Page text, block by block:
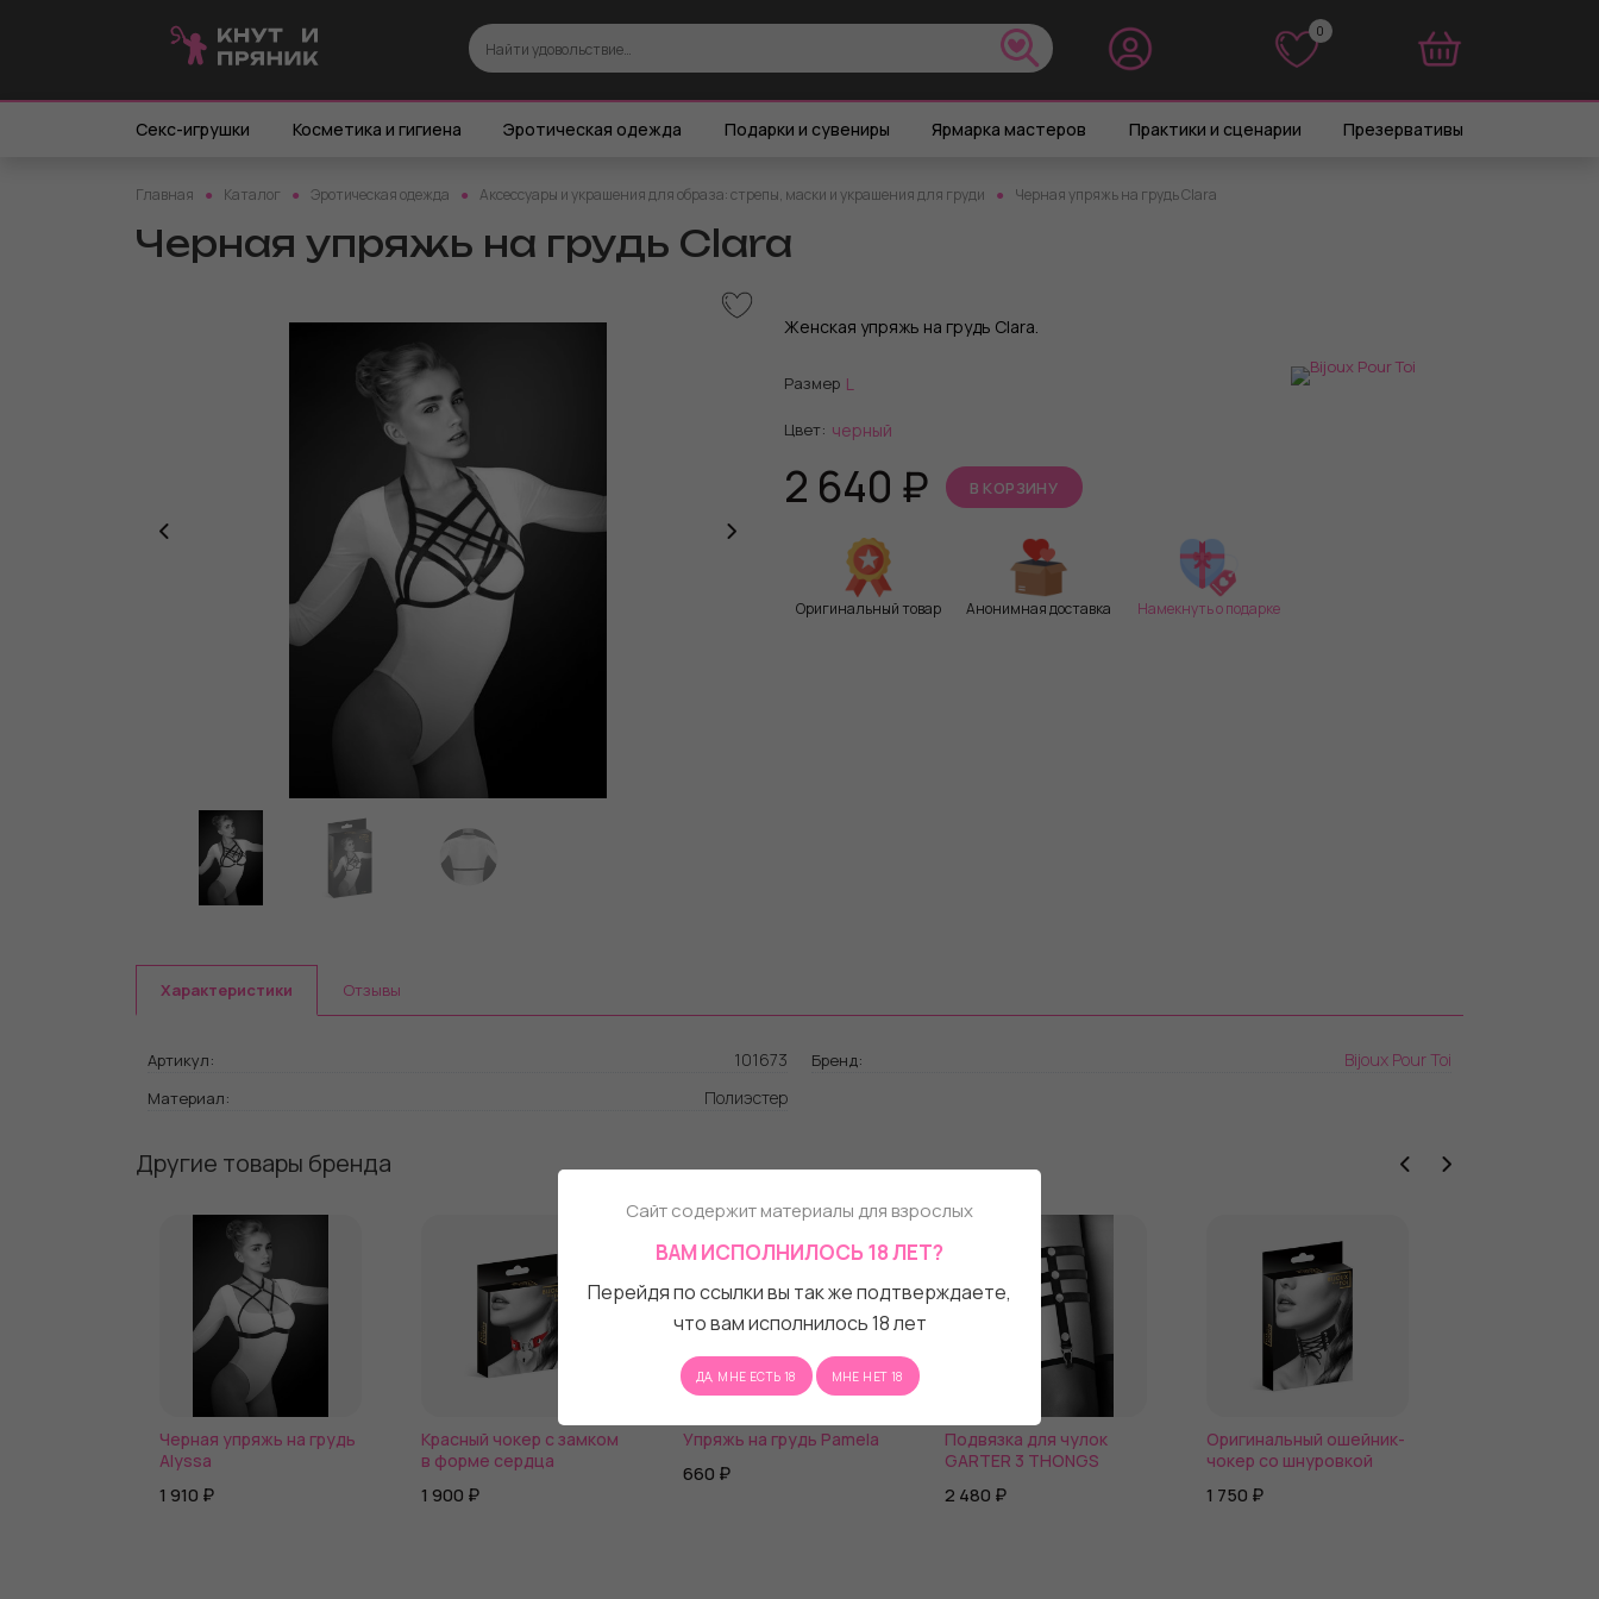
0
Секс-игрушки Косметика и гигиена Эротическая одежда Подарки и сувениры Ярмарка мастеров Практики и сценарии Презервативы
Главная Каталог Эротическая одежда Аксессуары и украшения для образа: стрепы, маски и украшения для груди Черная упряжь на грудь Clara
Черная упряжь на грудь Clara
Женская упряжь на грудь Clara.
Размер L
Цвет: черный
2 640 ₽ В КОРЗИНУ
Оригинальный товар Анонимная доставка Намекнуть о подарке
Характеристики Отзывы
Артикул: 101673 Бренд: Bijoux Pour Toi
Материал: Полиэстер
Другие товары бренда
Черная упряжь на грудь
Alyssa
1 910 ₽
Красный чокер с замком
в форме сердца
1 900 ₽
Упряжь на грудь Pamela
660 ₽
Подвязка для чулок
GARTER 3 THONGS
2 480 ₽
Оригинальный ошейник-
чокер со шнуровкой
1 750 ₽
Сайт содержит материалы для взрослых
ВАМ ИСПОЛНИЛОСЬ 18 ЛЕТ?
Перейдя по ссылки вы так же подтверждаете,
что вам исполнилось 18 лет
ДА, МНЕ ЕСТЬ 18 МНЕ НЕТ 18